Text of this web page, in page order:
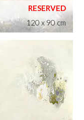
120 x 90 cm